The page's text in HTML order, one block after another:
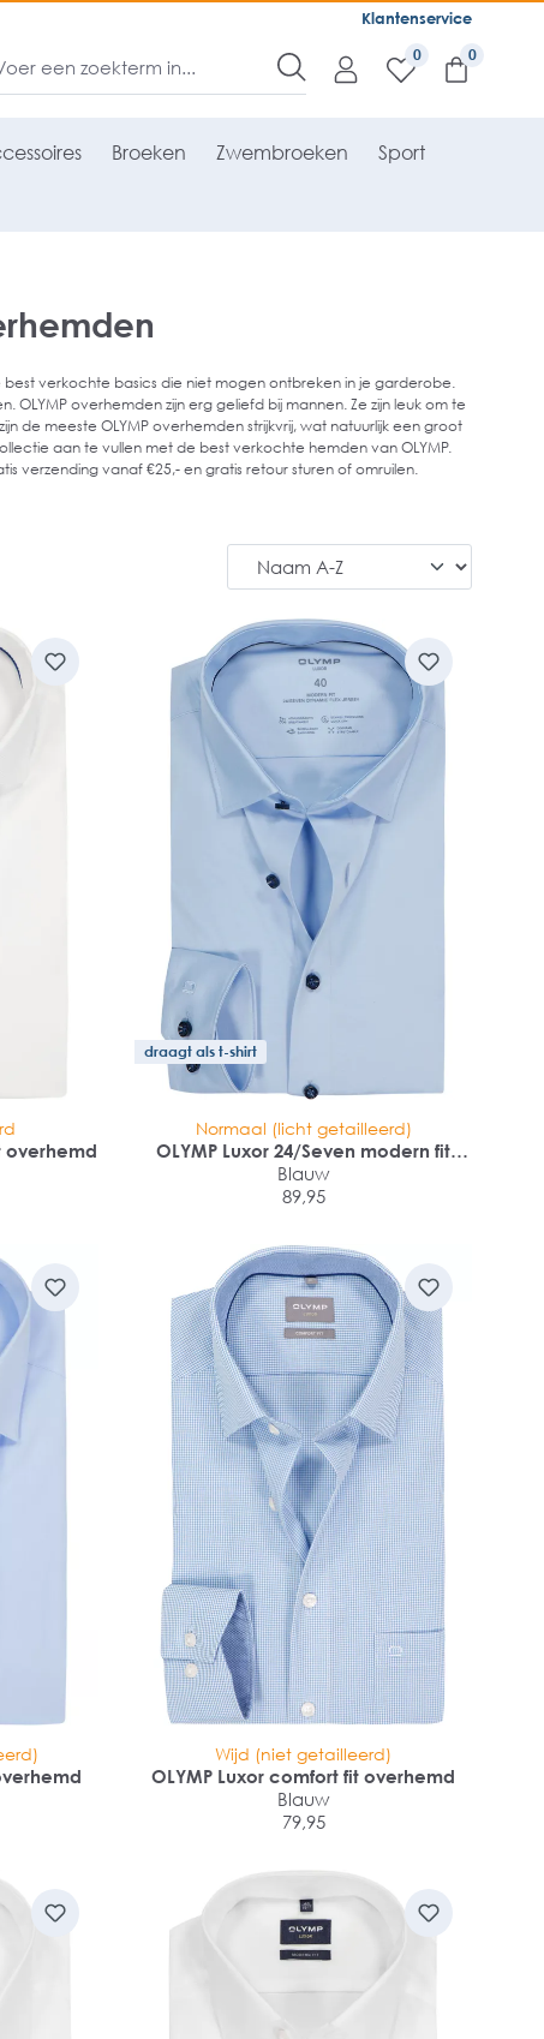
Klantenservice
0
Broeken Zwembroeken Sport
best verkochte basics die niet mogen ontbreken in je garderobe.
overhemden zijn erg geliefd bij mannen. Ze zijn leuk om te
de meeste OLYMP overhemden strijkvrij, wat natuurlijk een groot
aan te vullen met de best verkochte hemden van OLYMP.
verzending vanaf €25,- en gratis retour sturen of omruilen.
overhemd
draagt als t-shirt
Normaal (licht getailleerd)
OLYMP Luxor 24/Seven modern fit
overhemd
Blauw
89,95
Wijd (niet getailleerd)
OLYMP Luxor comfort fit overhemd
Blauw
79,95